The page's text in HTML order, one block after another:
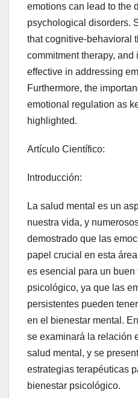
emotions can lead to the
psychological disorders.
that cognitive-behavioral
commitment therapy,
effective in addressing
Furthermore, the
emotional regulation as
highlighted.
Artículo Científico:
Introducción:
La salud mental es un
nuestra vida, y
demostrado que las
papel crucial en esta
es esencial para un
psicológico, ya que las
persistentes pueden
en el bienestar mental.
se examinará la relación
salud mental, y se
estrategias terapéuticas
bienestar psicológico.